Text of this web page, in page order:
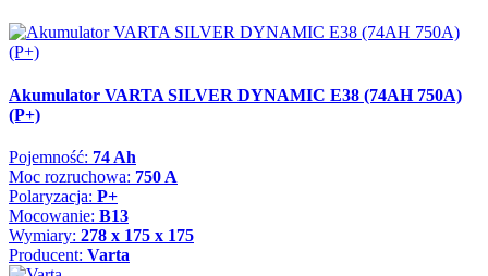
Akumulator VARTA SILVER DYNAMIC E38 (74AH 750A)
(P+)
Pojemność: 74 Ah
Moc rozruchowa: 750 A
Polaryzacja: P+
Mocowanie: B13
Wymiary: 278 x 175 x 175
Producent: Varta